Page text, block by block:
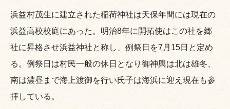
浜益村茂生に建立された稲荷神社は天保年間には現在の
浜益高校校庭にあった。明治8年に開拓使はこの社を郷
社に昇格させ浜益神社と称し、例祭日を7月15日と定め
る。例祭日は村民一般の休日となり御神輿は北は雄冬、
南は濃昼まで海上渡御を行い氏子は海浜に迎え現在も参
拝している。